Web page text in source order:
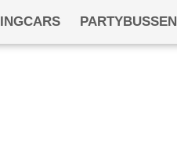
PARTYBUSSEN